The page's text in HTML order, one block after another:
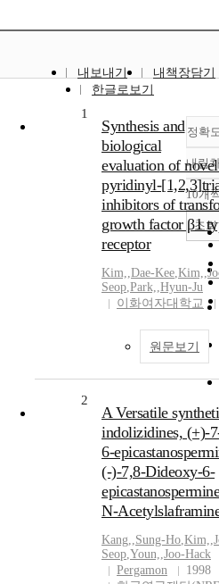
내보내기
내책장담기
한글로보기
정확
내림
10개
조회
1
Synthesis and
biological
evaluation of
pyridinyl-
inhibitors of
growth factor β1
receptor
Kim,,Dae-Kee,Kim,,
Seop,Park,,Hyun-Ju
이화여자대학교
원문보기
2
A Versatile
indolizidines, (+)-
6-
(-)-7,8-Dideoxy-6-
N-
Kang,,Sung-Ho,Kim,,
Seop,Youn,,Joo-Hack
Pergamon
1998